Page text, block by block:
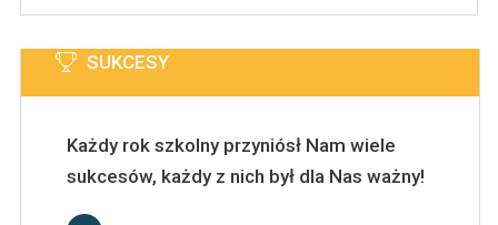
SUKCESY
Każdy rok szkolny przyniósł Nam wiele
sukcesów, każdy z nich był dla Nas ważny!